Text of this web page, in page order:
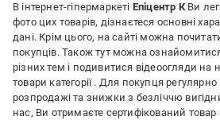
В інтернет-гіпермаркеті Епіцентр КВи
фото цих товарів, дізнаєтеся основні
дані. Крім цього, на сайті можна
покупців. Також тут можна
різних тем і подивитися відеоогляди на
товари категорії . Для покупця регулярно
розпродажі та знижки з безліччю
нас, Ви отримаєте сертифікований товар